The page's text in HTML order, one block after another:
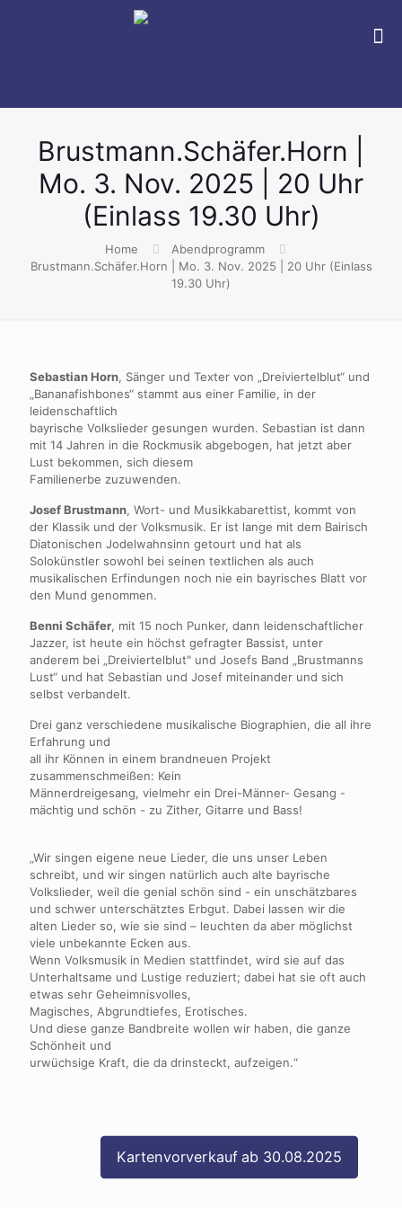
Brustmann.Schäfer.Horn |
Mo. 3. Nov. 2025 | 20 Uhr
(Einlass 19.30 Uhr)
Home
Abendprogramm
Brustmann.Schäfer.Horn | Mo. 3. Nov. 2025 | 20 Uhr (Einlass
19.30 Uhr)
Sebastian Horn, Sänger und Texter von „Dreiviertelblut“ und
„Bananafishbones“ stammt aus einer Familie, in der
leidenschaftlich
bayrische Volkslieder gesungen wurden. Sebastian ist dann
mit 14 Jahren in die Rockmusik abgebogen, hat jetzt aber
Lust bekommen, sich diesem
Familienerbe zuzuwenden.
Josef Brustmann, Wort- und Musikkabarettist, kommt von
der Klassik und der Volksmusik. Er ist lange mit dem Bairisch
Diatonischen Jodelwahnsinn getourt und hat als
Solokünstler sowohl bei seinen textlichen als auch
musikalischen Erfindungen noch nie ein bayrisches Blatt vor
den Mund genommen.
Benni Schäfer, mit 15 noch Punker, dann leidenschaftlicher
Jazzer, ist heute ein höchst gefragter Bassist, unter
anderem bei „Dreiviertelblut" und Josefs Band „Brustmanns
Lust“ und hat Sebastian und Josef miteinander und sich
selbst verbandelt.
Drei ganz verschiedene musikalische Biographien, die all ihre
Erfahrung und
all ihr Können in einem brandneuen Projekt
zusammenschmeißen: Kein
Männerdreigesang, vielmehr ein Drei-Männer- Gesang -
mächtig und schön - zu Zither, Gitarre und Bass!
„Wir singen eigene neue Lieder, die uns unser Leben
schreibt, und wir singen natürlich auch alte bayrische
Volkslieder, weil die genial schön sind - ein unschätzbares
und schwer unterschätztes Erbgut. Dabei lassen wir die
alten Lieder so, wie sie sind – leuchten da aber möglichst
viele unbekannte Ecken aus.
Wenn Volksmusik in Medien stattfindet, wird sie auf das
Unterhaltsame und Lustige reduziert; dabei hat sie oft auch
etwas sehr Geheimnisvolles,
Magisches, Abgrundtiefes, Erotisches.
Und diese ganze Bandbreite wollen wir haben, die ganze
Schönheit und
urwüchsige Kraft, die da drinsteckt, aufzeigen.“
Kartenvorverkauf ab 30.08.2025